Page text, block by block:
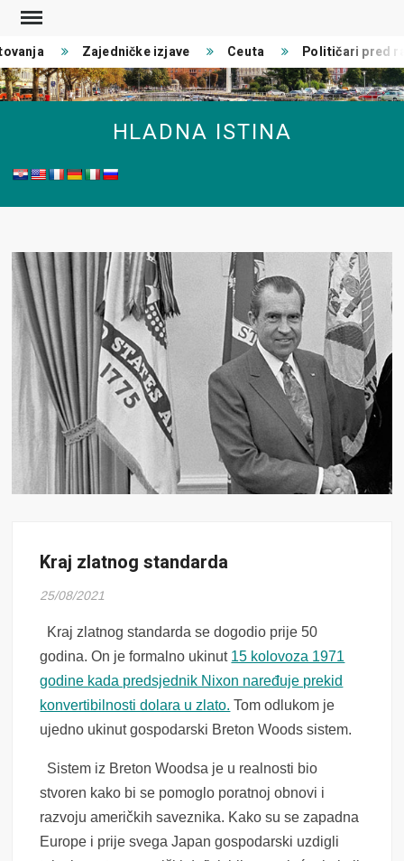
Skip
content
Zajedničke izjave Ceuta Političari pred rat
HLADNA ISTINA
Kraj zlatnog standarda
25/08/2021
Kraj zlatnog standarda se dogodio prije 50
godina. On je formalno ukinut 15 kolovoza 1971
godine kada predsjednik Nixon naređuje prekid
konvertibilnosti dolara u zlato. Tom odlukom je
ujedno ukinut gospodarski Breton Woods sistem.
Sistem iz Breton Woodsa je u realnosti bio
stvoren kako bi se pomoglo poratnoj obnovi i
razvoju američkih saveznika. Kako su se zapadna
Europe i prije svega Japan gospodarski uzdigli